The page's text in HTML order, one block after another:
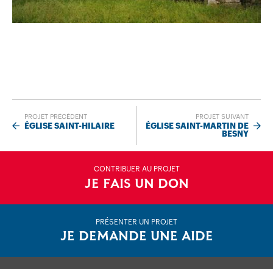
PROJET PRÉCÉDENT
ÉGLISE SAINT-HILAIRE
PROJET SUIVANT
ÉGLISE SAINT-MARTIN DE
BESNY
CONTRIBUER AU PROJET
JE FAIS UN DON
PRÉSENTER UN PROJET
JE DEMANDE UNE AIDE